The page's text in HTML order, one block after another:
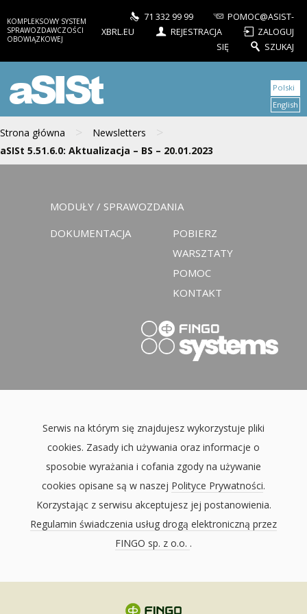
KOMPLEKSOWY SYSTEM
SPRAWOZDAWCZOŚCI
OBOWIĄZKOWEJ
71 332 99 99
POMOC@ASIST-
XBRL.EU
REJESTRACJA
ZALOGUJ
SIĘ
SZUKAJ
aSISt
Strona główna > Newsletters >
aSISt 5.51.6.0: Aktualizacja – BS – 20.01.2023
Polski
English
MODUŁY / SPRAWOZDANIA
DOKUMENTACJA
POBIERZ
WARSZTATY
POMOC
KONTAKT
Serwis na którym się znajdujesz wykorzystuje pliki
cookies. Zasady ich używania oraz informacje o
sposobie wyrażania i cofania zgody na używanie
cookies opisane są w naszej Polityce Prywatności.
Korzystając z serwisu akceptujesz jej postanowienia.
Regulamin świadczenia usług drogą elektroniczną przez
FINGO sp. z o.o. .